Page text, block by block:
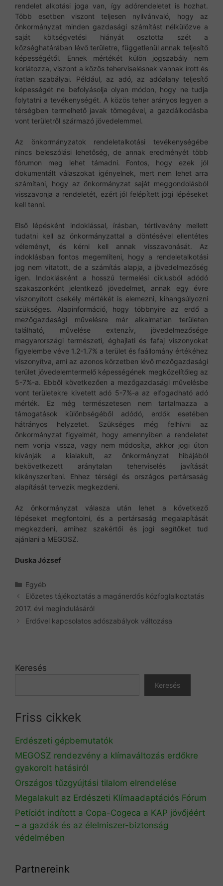
rendelet alkotási joga van, így adórendeletet is hozhat.
Több esetben viszont teljesen nyilvánvaló, hogy az
önkormányzat minden gazdasági számítást nélkülözve a
saját költségvetési hiányát osztotta szét a
községhatárában lévő területre, függetlenül annak teljesítő
képességétől. Ennek mértékét külön jogszabály nem
korlátozza, viszont a közös teherviselésnek vannak írott és
íratlan szabályai. Például, az adó, az adóalany teljesítő
képességét ne befolyásolja olyan módon, hogy ne tudja
folytatni a tevékenységét. A közös teher arányos legyen a
térségben termelhető javak tömegével, a gazdálkodásba
vont területről származó jövedelemmel.
Az önkormányzatok rendeletalkotási tevékenységébe
nincs beleszólási lehetőség, de annak eredményét több
fórumon meg lehet támadni. Fontos, hogy ezek jól
dokumentált válaszokat igényelnek, mert nem lehet arra
számítani, hogy az önkormányzat saját meggondolásból
visszavonja a rendeletét, ezért jól felépített jogi lépéseket
kell tenni.
Első lépésként indoklással, írásban, tértivevény mellett
tudatni kell az önkormányzattal a döntésével ellentétes
véleményt, és kérni kell annak visszavonását. Az
indoklásban fontos megemlíteni, hogy a rendeletalkotási
jog nem vitatott, de a számítás alapja, a jövedelmezőség
igen. Indoklásként a hosszú termelési ciklusból adódó
szakaszonként jelentkező jövedelmet, annak egy évre
viszonyított csekély mértékét is elemezni, kihangsúlyozni
szükséges. Alapinformáció, hogy többnyire az erdő a
mezőgazdasági művelésre már alkalmatlan területen
található, művelése extenzív, jövedelmezősége
magyarországi természeti, éghajlati és fafaj viszonyokat
figyelembe véve 1.2-1.7% a terület és faállomány értékéhez
viszonyítva, ami az azonos körzetben lévő mezőgazdasági
terület jövedelemtermelő képességének megközelítőleg az
5-7%-a. Ebből következően a mezőgazdasági művelésbe
vont területekre kivetett adó 5-7%-a az elfogadható adó
mérték. Ez még természetesen nem tartalmazza a
támogatások különbségéből adódó, erdők esetében
hátrányos helyzetet. Szükséges még felhívni az
önkormányzat figyelmét, hogy amennyiben a rendeletet
nem vonja vissza, vagy nem módosítja, akkor jogi úton
kívánják a kialakult, az önkormányzat hibájából
bekövetkezett aránytalan teherviselés javítását
kikényszeríteni. Ehhez térségi és országos pertársaság
alapítását tervezik megkezdeni.
Az önkormányzat válasza után lehet a következő
lépéseket megfontolni, és a pertársaság megalapítását
megkezdeni, amihez szakértői és jogi segítőket tud
ajánlani a MEGOSZ.
Duska József
Kategória
Egyéb
Előzetes tájékoztatás a magánerdős közfoglalkoztatás
2017. évi megindulásáról
Erdővel kapcsolatos adószabályok változása
Keresés
Keresés
Friss cikkek
Erdészeti gépbemutatók
MEGOSZ rendezvény a klímaváltozás erdőkre
gyakorolt hatásiról
Országos tűzgyújtási tilalom elrendelése
Megalakult az Erdészeti Klímaadaptációs Fórum
Petíciót indított a Copa-Cogeca a KAP jövőjéért
– a gazdák és az élelmiszer-biztonság
védelmében
Partnereink